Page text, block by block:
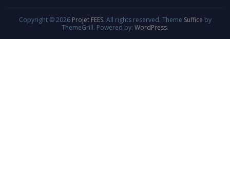
Copyright © 2026 Projet FEES. All rights reserved. Theme Suffice by
ThemeGrill. Powered by: WordPress.